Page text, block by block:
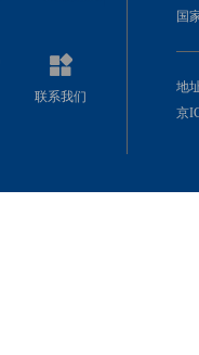
联系我们
国
地
京